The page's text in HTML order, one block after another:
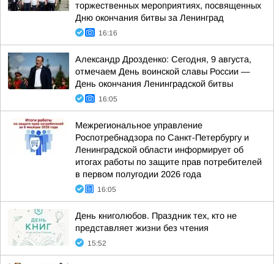
торжественных мероприятиях, посвященных
Дню окончания битвы за Ленинград
16:16
Александр Дрозденко: Сегодня, 9 августа,
отмечаем День воинской славы России —
День окончания Ленинградской битвы
16:05
Межрегиональное управление
Роспотребнадзора по Санкт-Петербургу и
Ленинградской области информирует об
итогах работы по защите прав потребителей
в первом полугодии 2026 года
16:05
День книголюбов. Праздник тех, кто не
представляет жизни без чтения
15:52